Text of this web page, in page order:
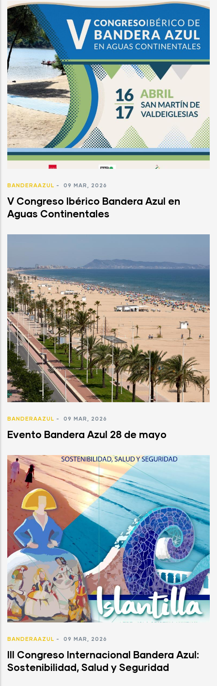
BANDERAAZUL - 09 MAR, 2026
V Congreso Ibérico Bandera Azul en
Aguas Continentales
BANDERAAZUL - 09 MAR, 2026
Evento Bandera Azul 28 de mayo
BANDERAAZUL - 09 MAR, 2026
III Congreso Internacional Bandera Azul:
Sostenibilidad, Salud y Seguridad